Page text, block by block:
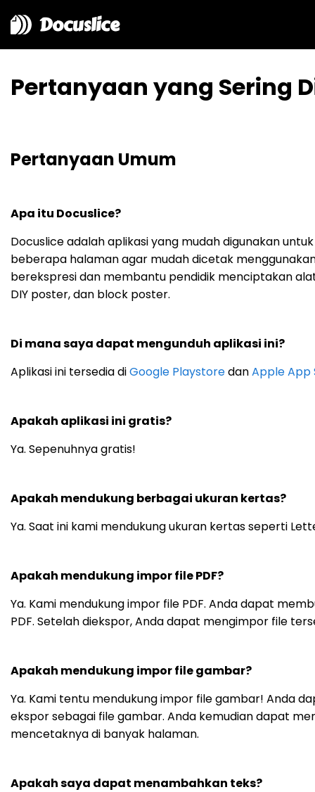
Docuslice
Pertanyaan yang Sering
Pertanyaan Umum
Apa itu Docuslice?
Docuslice adalah aplikasi yang mudah digunakan
beberapa halaman agar mudah dicetak
berekspresi dan membantu pendidik menciptakan
DIY poster, dan block poster.
Di mana saya dapat mengunduh aplikasi ini?
Aplikasi ini tersedia diGoogle PlaystoredanApple App
Apakah aplikasi ini gratis?
Ya. Sepenuhnya gratis!
Apakah mendukung berbagai ukuran kertas?
Ya. Saat ini kami mendukung ukuran kertas seperti
Apakah mendukung impor file PDF?
Ya. Kami mendukung impor file PDF. Anda dapat
PDF. Setelah diekspor, Anda dapat mengimpor file
Apakah mendukung impor file gambar?
Ya. Kami tentu mendukung impor file gambar! Anda
ekspor sebagai file gambar. Anda kemudian dapat
mencetaknya di banyak halaman.
Apakah saya dapat menambahkan teks?